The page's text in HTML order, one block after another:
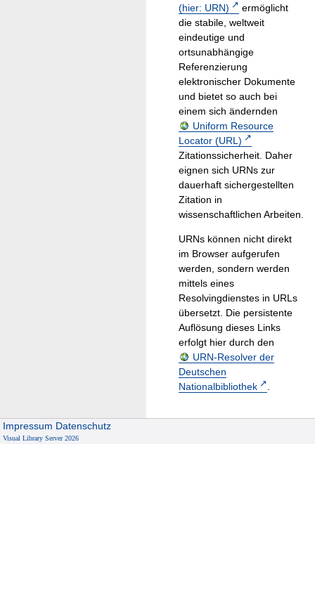
(hier: URN)
ermöglicht
die stabile, weltweit
eindeutige und
ortsunabhängige
Referenzierung
elektronischer Dokumente
und bietet so auch bei
einem sich ändernden
Uniform Resource
Locator (URL)
Zitationssicherheit. Daher
eignen sich URNs zur
dauerhaft sichergestellten
Zitation in
wissenschaftlichen Arbeiten.
URNs können nicht direkt
im Browser aufgerufen
werden, sondern werden
mittels eines
Resolvingdienstes in URLs
übersetzt. Die persistente
Auflösung dieses Links
erfolgt hier durch den
URN-Resolver der
Deutschen
Nationalbibliothek
.
Impressum Datenschutz
Visual Library Server 2026